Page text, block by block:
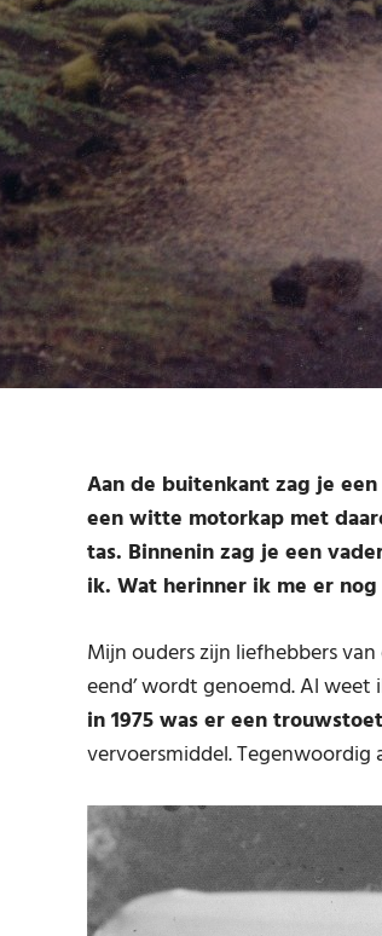
Aan de buitenkant zag je
een witte motorkap met
tas. Binnenin zag je een
ik. Wat herinner ik me er
Mijn ouders zijn liefhebbers
eend’ wordt genoemd. Al
in 1975 was er een
vervoersmiddel. Tegenwoordig